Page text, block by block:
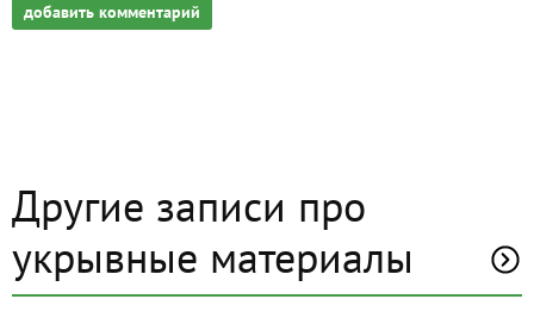
добавить комментарий
Другие записи про
укрывные материалы